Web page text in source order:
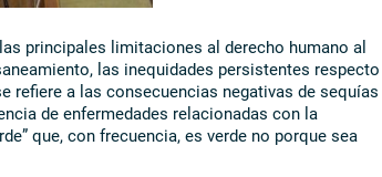
principales limitaciones al derecho humano al
las inequidades persistentes respecto
refiere a las consecuencias negativas de sequías
de enfermedades relacionadas con la
que, con frecuencia, es verde no porque sea